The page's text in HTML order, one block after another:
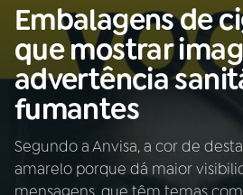
Buscar
na
Rádio
Nacional
Buscar
01INÍCIO
Embalagens de
que mostrar
advertência
fumantes
Segundo a Anvisa, a cor de
amarelo porque dá maior